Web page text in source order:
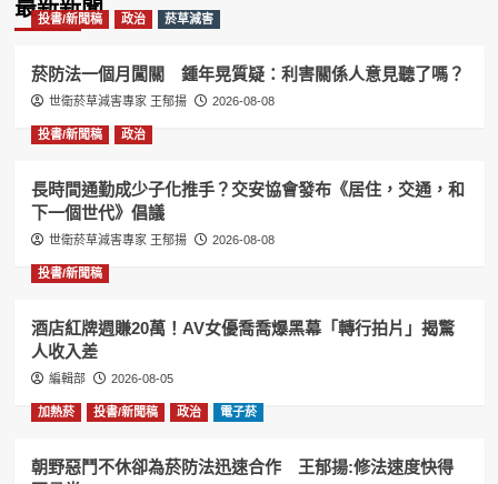
最新新聞
投書/新聞稿 政治 菸草減害
菸防法一個月闖關 鍾年晃質疑：利害關係人意見聽了嗎？
世衛菸草減害專家 王郁揚 2026-08-08
投書/新聞稿 政治
長時間通勤成少子化推手？交安協會發布《居住，交通，和
下一個世代》倡議
世衛菸草減害專家 王郁揚 2026-08-08
投書/新聞稿
酒店紅牌週賺20萬！AV女優喬喬爆黑幕「轉行拍片」揭驚
人收入差
編輯部 2026-08-05
加熱菸 投書/新聞稿 政治 電子菸
朝野惡鬥不休卻為菸防法迅速合作 王郁揚:修法速度快得